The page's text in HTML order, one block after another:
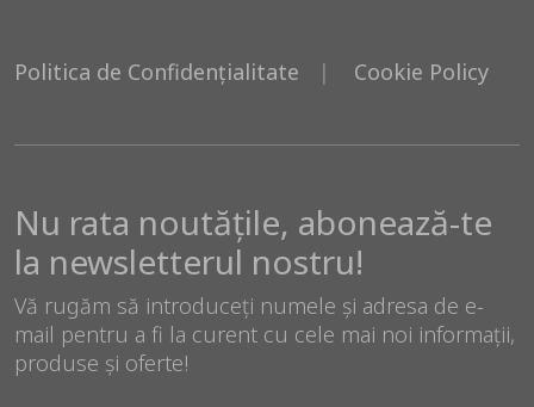
Politica de Confidențialitate Cookie Policy
Nu rata noutățile, abonează-te
la newsletterul nostru!
Vă rugăm să introduceți numele și adresa de e-
mail pentru a fi la curent cu cele mai noi informații,
produse și oferte!